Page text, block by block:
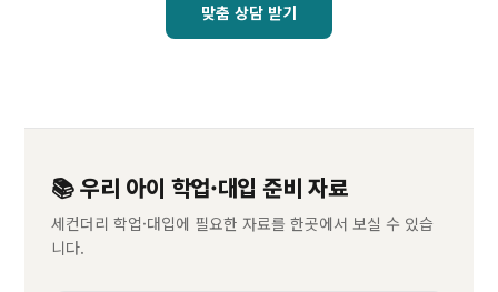
맞춤 상담 받기
📚 우리 아이 학업·대입 준비 자료
세컨더리 학업·대입에 필요한 자료를 한곳에서 보실 수 있습
니다.